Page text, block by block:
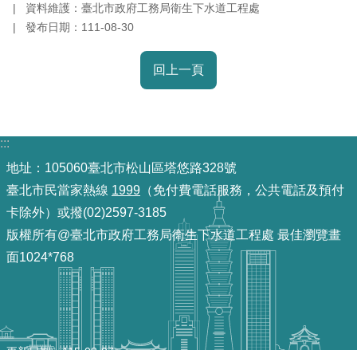
放
宣
資
訊
安
全
政
策
資
資料維護：臺北市政府工務局衛生下水道工程處
發布日期：111-08-30
回上一頁
:::
地址：105060臺北市松山區塔悠路328號
臺北市民當家熱線 1999 （免付費電話服務，公共電話及預付
卡除外）或撥(02)2597-3185
版權所有@臺北市政府工務局衛生下水道工程處 最佳瀏覽畫
面1024*768